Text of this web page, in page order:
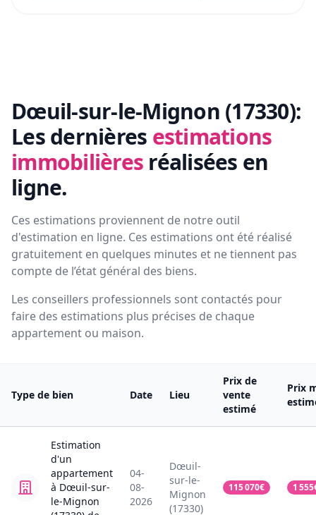
Dœuil-sur-le-Mignon (17330):
Les dernières estimations
immobilières réalisées en
ligne.
Ces estimations proviennent de notre outil
d'estimation en ligne. Ces estimations ont été réalisé
gratuitement en quelques minutes et ne tiennent pas
compte de l’état général des biens.
Les conseillers professionnels sont contactés pour
faire des estimations plus précises de chaque
appartement ou maison.
Type de bien Date Lieu
Prix de
vente
estimé
Prix
Estimation
d'un
appartement
à Dœuil-sur-
le-Mignon
04-
08-
2026
Dœuil-
sur-le-
Mignon
(17330)
115 070€ 1 555